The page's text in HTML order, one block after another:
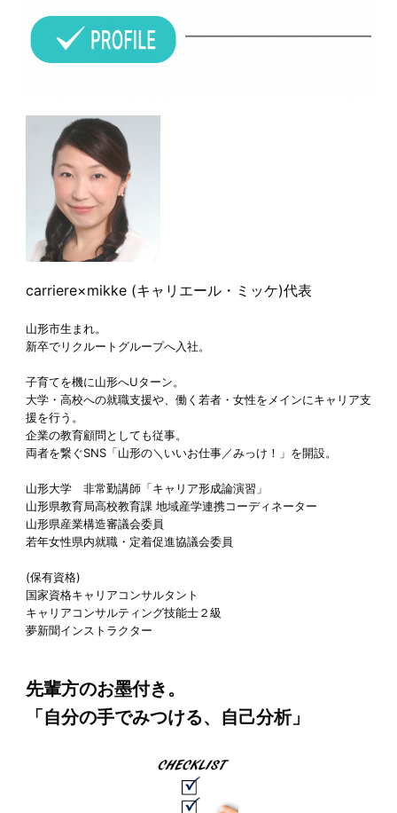
carriere×mikke (キャリエール・ミッケ)代表
山形市生まれ。
新卒でリクルートグループへ入社。
子育てを機に山形へUターン。
大学・高校への就職支援や、働く若者・女性をメインにキャリア支
援を行う。
企業の教育顧問としても従事。
両者を繋ぐSNS「山形の＼いいお仕事／みっけ！」を開設。
山形大学 非常勤講師「キャリア形成論演習」
山形県教育局高校教育課 地域産学連携コーディネーター
山形県産業構造審議会委員
若年女性県内就職・定着促進協議会委員
(保有資格)
国家資格キャリアコンサルタント
キャリアコンサルティング技能士２級
夢新聞インストラクター
先輩方のお墨付き。
「自分の手でみつける、自己分析」